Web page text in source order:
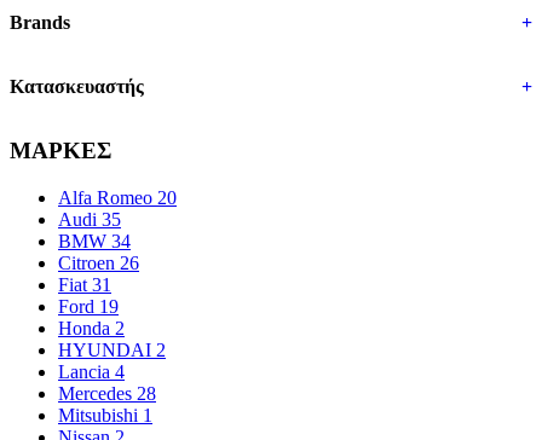
Brands +
Κατασκευαστής +
ΜΑΡΚΕΣ
Alfa Romeo 20
Audi 35
BMW 34
Citroen 26
Fiat 31
Ford 19
Honda 2
HYUNDAI 2
Lancia 4
Mercedes 28
Mitsubishi 1